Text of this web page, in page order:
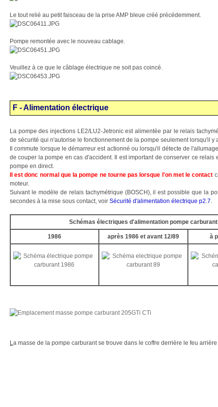
Le tout relié au petit faisceau de la prise AMP bleue créé précédemment.
Pompe remontée avec le nouveau cablage.
Veuillez à ce que le câblage électrique ne soit pas coincé.
F - Alimentation électrique
La pompe des injections LE2/LU2-Jetronic est alimentée par le relais
de sécurité qui n'autorise le fonctionnement de la pompe seulement lorsqu'il y
Il commute lorsque le démarreur est actionné ou lorsqu'il détecte de
de couper la pompe en cas d'accident. Il est important de conserver ce relais
pompe en direct.
Il est donc normal que la pompe ne tourne pas lorsque l'on met le contact
moteur.
Suivant le modèle de relais tachymétrique (BOSCH), il est possible que la
secondes à la mise sous contact, voir Sécurité d'alimentation électrique p2.7
Schémas électriques d'alimentation pompe carburant
1986 après 1986 et avant 12/89 à
L a masse de la pompe carburant se trouve dans le coffre derrière le feu